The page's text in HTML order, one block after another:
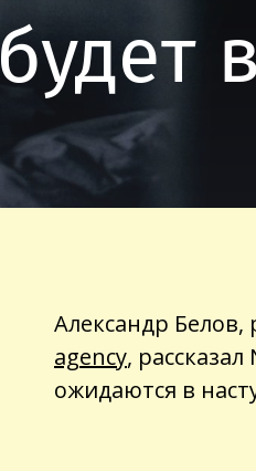
будет
Александр Белов,
agency,
ожидаются в